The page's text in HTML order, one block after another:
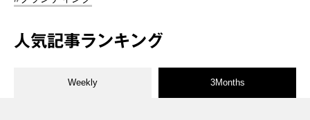
人気記事ランキング
Weekly 3Months